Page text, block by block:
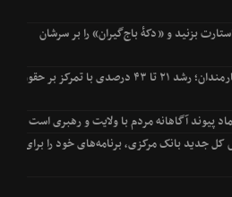
بزنید و «دکۀ باج‌گیران» را بر سرشان
افزایش پلکانی حقوق کارمندان؛ رشد ۲۱ تا ۴۳ درصدی با تمرکز بر حقوق
جدید بانک مرکزی، برنامه‌های خود را برای